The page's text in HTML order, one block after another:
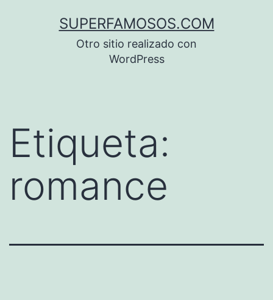
SUPERFAMOSOS.COM
Otro sitio realizado con
WordPress
Etiqueta:
romance